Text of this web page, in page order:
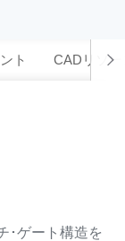
ト CADリソー
･ゲート構造を